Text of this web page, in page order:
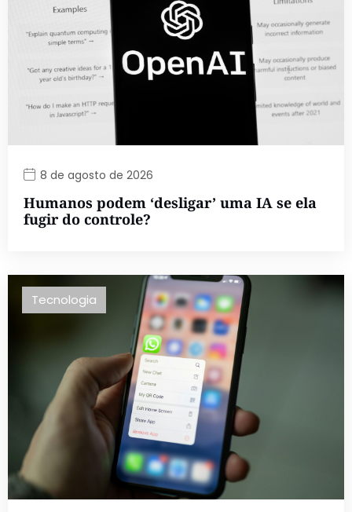
8 de agosto de 2026
Humanos podem ‘desligar’ uma IA se ela
fugir do controle?
Tecnologia